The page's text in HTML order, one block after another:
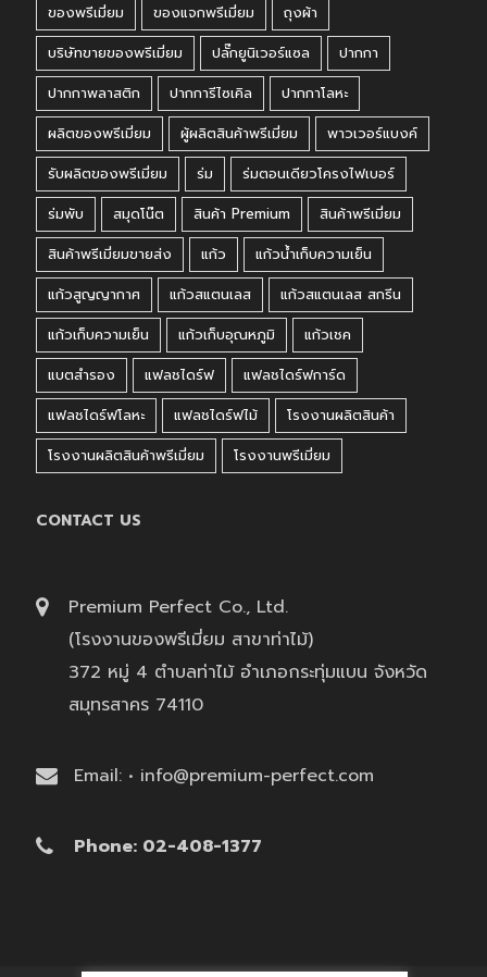
ของพรีเมี่ยม
ของแจกพรีเมี่ยม
ถุงผ้า
บริษัทขายของพรีเมี่ยม
ปลั๊กยูนิเวอร์แซล
ปากกา
ปากกาพลาสติก
ปากการีไซเคิล
ปากกาโลหะ
ผลิตของพรีเมี่ยม
ผู้ผลิตสินค้าพรีเมี่ยม
พาวเวอร์แบงค์
รับผลิตของพรีเมี่ยม
ร่ม
ร่มตอนเดียวโครงไฟเบอร์
ร่มพับ
สมุดโน๊ต สินค้า Premium
สินค้าพรีเมี่ยม
สินค้าพรีเมี่ยมขายส่ง
แก้ว
แก้วน้ำเก็บความเย็น
แก้วสูญญากาศ
แก้วสแตนเลส
แก้วสแตนเลส สกรีน
แก้วเก็บความเย็น
แก้วเก็บอุณหภูมิ
แก้วเชค
แบตสำรอง
แฟลชไดร์ฟ
แฟลชไดร์ฟการ์ด
แฟลชไดร์ฟโลหะ
แฟลชไดร์ฟไม้
โรงงานผลิตสินค้า
โรงงานผลิตสินค้าพรีเมี่ยม
โรงงานพรีเมี่ยม
CONTACT US
Premium Perfect Co., Ltd.
(โรงงานของพรีเมี่ยม สาขาท่าไม้)
372 หมู่ 4 ตำบลท่าไม้ อำเภอกระทุ่มแบน จังหวัด
สมุทรสาคร 74110
Email: • info@premium-perfect.com
Phone: 02-408-1377